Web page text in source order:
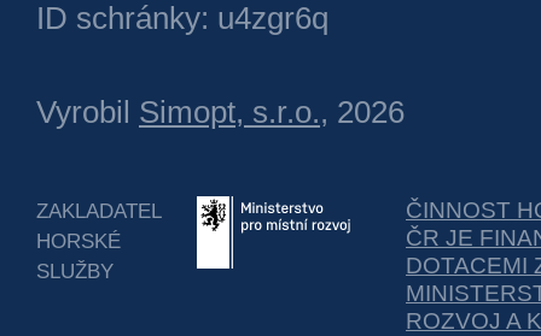
ID schránky: u4zgr6q
Vyrobil Simopt, s.r.o., 2026
ZAKLADATEL
HORSKÉ
SLUŽBY
ČINNOST
ČR JE
DOTACEMI
ROZVOJ A